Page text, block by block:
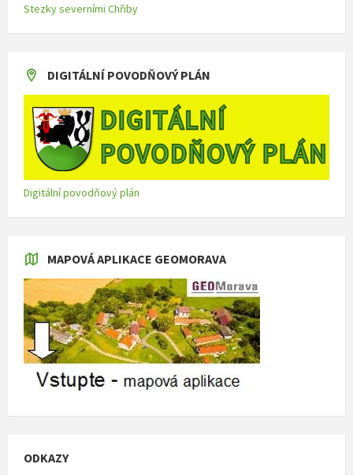
Stezky severními Chřiby
DIGITÁLNÍ POVODŇOVÝ PLÁN
Digitální povodňový plán
MAPOVÁ APLIKACE GEOMORAVA
ODKAZY